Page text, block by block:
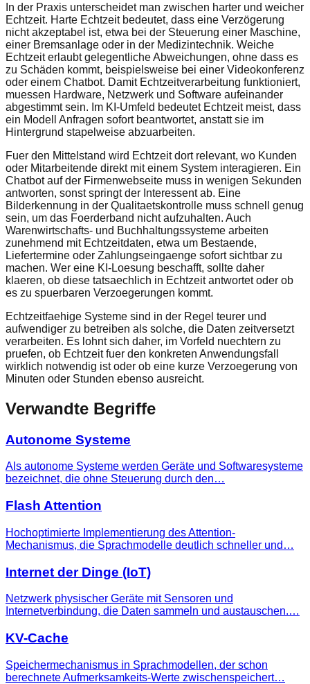
In der Praxis unterscheidet man zwischen harter und weicher
Echtzeit. Harte Echtzeit bedeutet, dass eine Verzögerung
nicht akzeptabel ist, etwa bei der Steuerung einer Maschine,
einer Bremsanlage oder in der Medizintechnik. Weiche
Echtzeit erlaubt gelegentliche Abweichungen, ohne dass es
zu Schäden kommt, beispielsweise bei einer Videokonferenz
oder einem Chatbot. Damit Echtzeitverarbeitung funktioniert,
muessen Hardware, Netzwerk und Software aufeinander
abgestimmt sein. Im KI-Umfeld bedeutet Echtzeit meist, dass
ein Modell Anfragen sofort beantwortet, anstatt sie im
Hintergrund stapelweise abzuarbeiten.
Fuer den Mittelstand wird Echtzeit dort relevant, wo Kunden
oder Mitarbeitende direkt mit einem System interagieren. Ein
Chatbot auf der Firmenwebseite muss in wenigen Sekunden
antworten, sonst springt der Interessent ab. Eine
Bilderkennung in der Qualitaetskontrolle muss schnell genug
sein, um das Foerderband nicht aufzuhalten. Auch
Warenwirtschafts- und Buchhaltungssysteme arbeiten
zunehmend mit Echtzeitdaten, etwa um Bestaende,
Liefertermine oder Zahlungseingaenge sofort sichtbar zu
machen. Wer eine KI-Loesung beschafft, sollte daher
klaeren, ob diese tatsaechlich in Echtzeit antwortet oder ob
es zu spuerbaren Verzoegerungen kommt.
Echtzeitfaehige Systeme sind in der Regel teurer und
aufwendiger zu betreiben als solche, die Daten zeitversetzt
verarbeiten. Es lohnt sich daher, im Vorfeld nuechtern zu
pruefen, ob Echtzeit fuer den konkreten Anwendungsfall
wirklich notwendig ist oder ob eine kurze Verzoegerung von
Minuten oder Stunden ebenso ausreicht.
Verwandte Begriffe
Autonome Systeme
Als autonome Systeme werden Geräte und Softwaresysteme
bezeichnet, die ohne Steuerung durch den…
Flash Attention
Hochoptimierte Implementierung des Attention-
Mechanismus, die Sprachmodelle deutlich schneller und…
Internet der Dinge (IoT)
Netzwerk physischer Geräte mit Sensoren und
Internetverbindung, die Daten sammeln und austauschen.…
KV-Cache
Speichermechanismus in Sprachmodellen, der schon
berechnete Aufmerksamkeits-Werte zwischenspeichert…